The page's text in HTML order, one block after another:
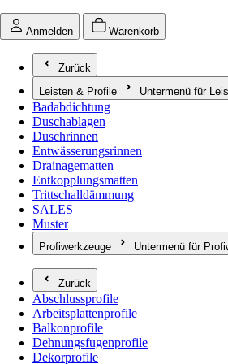
Anmelden Warenkorb
Zurück
Leisten & Profile
Untermenü für
Badabdichtung
Duschablagen
Duschrinnen
Entwässerungsrinnen
Drainagematten
Entkopplungsmatten
Trittschalldämmung
SALES
Muster
Profiwerkzeuge Untermenü für
Zurück
Abschlussprofile
Arbeitsplattenprofile
Balkonprofile
Dehnungsfugenprofile
Dekorprofile